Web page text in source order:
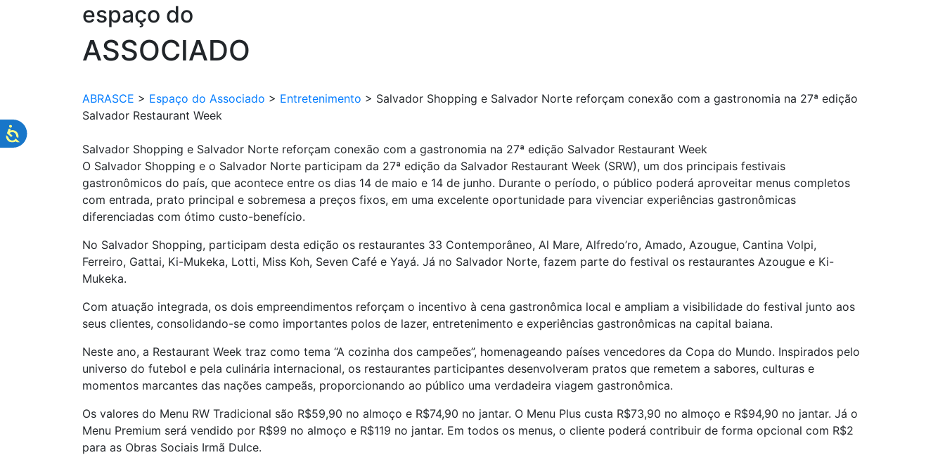
espaço do
ASSOCIADO
ABRASCE > Espaço do Associado > Entretenimento > Salvador Shopping e Salvador Norte reforçam conexão com a gastronomia na 27ª edição
Salvador Restaurant Week
Salvador Shopping e Salvador Norte reforçam conexão com a gastronomia na 27ª edição Salvador Restaurant Week
O Salvador Shopping e o Salvador Norte participam da 27ª edição da Salvador Restaurant Week (SRW), um dos principais festivais
gastronômicos do país, que acontece entre os dias 14 de maio e 14 de junho. Durante o período, o público poderá aproveitar menus completos
com entrada, prato principal e sobremesa a preços fixos, em uma excelente oportunidade para vivenciar experiências gastronômicas
diferenciadas com ótimo custo-benefício.
No Salvador Shopping, participam desta edição os restaurantes 33 Contemporâneo, Al Mare, Alfredo’ro, Amado, Azougue, Cantina Volpi,
Ferreiro, Gattai, Ki-Mukeka, Lotti, Miss Koh, Seven Café e Yayá. Já no Salvador Norte, fazem parte do festival os restaurantes Azougue e Ki-
Mukeka.
Com atuação integrada, os dois empreendimentos reforçam o incentivo à cena gastronômica local e ampliam a visibilidade do festival junto aos
seus clientes, consolidando-se como importantes polos de lazer, entretenimento e experiências gastronômicas na capital baiana.
Neste ano, a Restaurant Week traz como tema “A cozinha dos campeões”, homenageando países vencedores da Copa do Mundo. Inspirados pelo
universo do futebol e pela culinária internacional, os restaurantes participantes desenvolveram pratos que remetem a sabores, culturas e
momentos marcantes das nações campeãs, proporcionando ao público uma verdadeira viagem gastronômica.
Os valores do Menu RW Tradicional são R$59,90 no almoço e R$74,90 no jantar. O Menu Plus custa R$73,90 no almoço e R$94,90 no jantar. Já o
Menu Premium será vendido por R$99 no almoço e R$119 no jantar. Em todos os menus, o cliente poderá contribuir de forma opcional com R$2
para as Obras Sociais Irmã Dulce.